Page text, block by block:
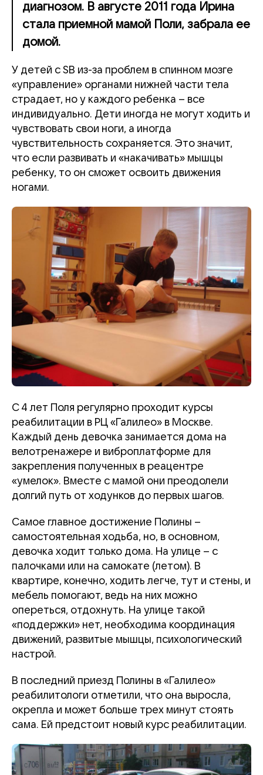
диагнозом. В августе 2011 года Ирина
стала приемной мамой Поли, забрала ее
домой.
У детей с SB из-за проблем в спинном мозге
«управление» органами нижней части тела
страдает, но у каждого ребенка – все
индивидуально. Дети иногда не могут ходить и
чувствовать свои ноги, а иногда
чувствительноcть сохраняется. Это значит,
что если развивать и «накачивать» мышцы
ребенку, то он сможет освоить движения
ногами.
С 4 лет Поля регулярно проходит курсы
реабилитации в РЦ «Галилео» в Москве.
Каждый день девочка занимается дома на
велотренажере и виброплатформе для
закрепления полученных в реацентре
«умелок». Вместе с мамой они преодолели
долгий путь от ходунков до первых шагов.
Самое главное достижение Полины –
самостоятельная ходьба, но, в основном,
девочка ходит только дома. На улице – с
палочками или на самокате (летом). В
квартире, конечно, ходить легче, тут и стены, и
мебель помогают, ведь на них можно
опереться, отдохнуть. На улице такой
«поддержки» нет, необходима координация
движений, развитые мышцы, психологический
настрой.
В последний приезд Полины в «Галилео»
реабилитологи отметили, что она выросла,
окрепла и может больше трех минут стоять
сама. Ей предстоит новый курс реабилитации.